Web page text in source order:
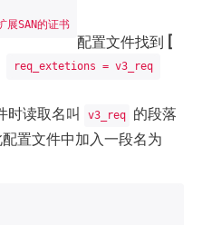
SAN的证书
配置文件找到 [
req_extetions = v3_req
时读取名叫 v3_req
的段落
置文件中加入一段名为